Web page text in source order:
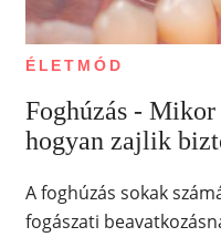
ÉLETMÓD
Foghúzás -
hogyan zajlik
A foghúzás sokak
fogászati